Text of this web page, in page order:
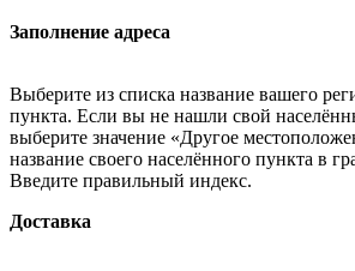
Заполнение адреса
Выберите из списка название вашего
пункта. Если вы не нашли свой
выберите значение «Другое
название своего населённого пункта в
Введите правильный индекс.
Доставка